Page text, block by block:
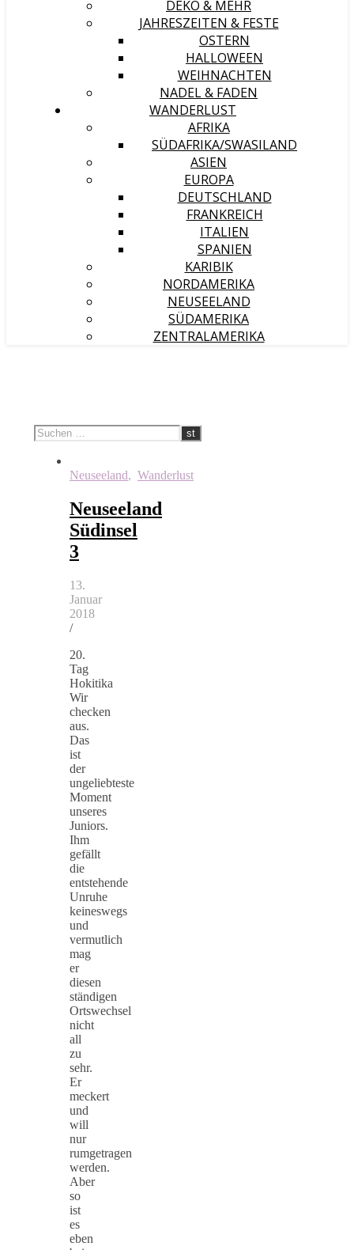
DEKO & MEHR
JAHRESZEITEN & FESTE
OSTERN
HALLOWEEN
WEIHNACHTEN
NADEL & FADEN
WANDERLUST
AFRIKA
SÜDAFRIKA/SWASILAND
ASIEN
EUROPA
DEUTSCHLAND
FRANKREICH
ITALIEN
SPANIEN
KARIBIK
NORDAMERIKA
NEUSEELAND
SÜDAMERIKA
ZENTRALAMERIKA
Neuseeland, Wanderlust
Neuseeland
Südinsel
3
13.
Januar
2018
/
20.
Tag
Hokitika
Wir
checken
aus.
Das
ist
der
ungeliebteste
Moment
unseres
Juniors.
Ihm
gefällt
die
entstehende
Unruhe
keineswegs
und
vermutlich
mag
er
diesen
ständigen
Ortswechsel
nicht
all
zu
sehr.
Er
meckert
und
will
nur
rumgetragen
werden.
Aber
so
ist
es
eben